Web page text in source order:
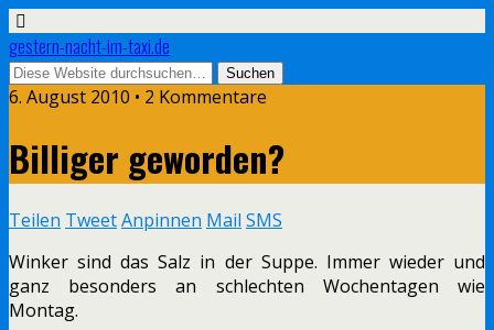
gestern-nacht-im-taxi.de
6. August 2010 • 2 Kommentare
Billiger geworden?
Teilen TweetAnpinnen Mail SMS
Winker sind das Salz in der Suppe. Immer wieder und
ganz besonders an schlechten Wochentagen wie
Montag.